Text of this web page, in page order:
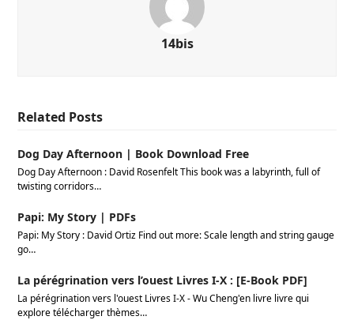
14bis
Related Posts
Dog Day Afternoon | Book Download Free
Dog Day Afternoon : David Rosenfelt This book was a labyrinth, full of
twisting corridors…
Papi: My Story | PDFs
Papi: My Story : David Ortiz Find out more: Scale length and string gauge
go…
La pérégrination vers l’ouest Livres I-X : [E-Book PDF]
La pérégrination vers l'ouest Livres I-X - Wu Cheng'en livre livre qui
explore télécharger thèmes…